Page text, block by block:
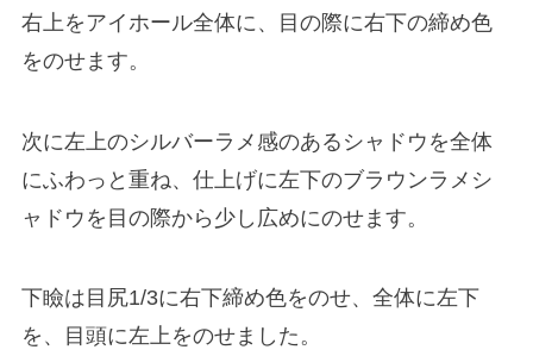
右上をアイホール全体に、目の際に右下の締め色
をのせます。
次に左上のシルバーラメ感のあるシャドウを全体
にふわっと重ね、仕上げに左下のブラウンラメシ
ャドウを目の際から少し広めにのせます。
下瞼は目尻1/3に右下締め色をのせ、全体に左下
を、目頭に左上をのせました。